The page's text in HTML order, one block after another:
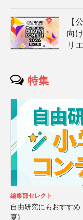
【
向
リ
特集
編集部セレクト
自由研究にもおすす
夏》